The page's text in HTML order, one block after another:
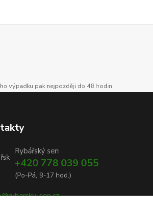
výpadku pak nejpozději do 48 hodin.
Rybářský sen
+420 778 039 055
(Po-Pá, 9-17 hod.)
sen.cz